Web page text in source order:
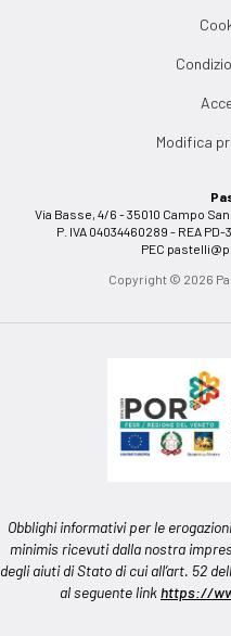
Modifica
Via Basse, 4/6 - 35010 Campo
P. IVA 04034460289 - REA
PEC
Copyright © 2026
Obblighi informativi per le
minimis ricevuti dalla nostra
degli aiuti di Stato di cui all’art. 52
al seguente linkhttps://